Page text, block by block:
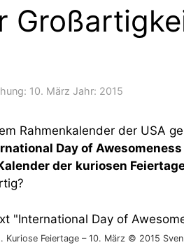
10. März Jahr: 2015
Rahmenkalender der USA
Day of Awesomeness
der kuriosen
Feiertage – 10. März © 2015 Sven